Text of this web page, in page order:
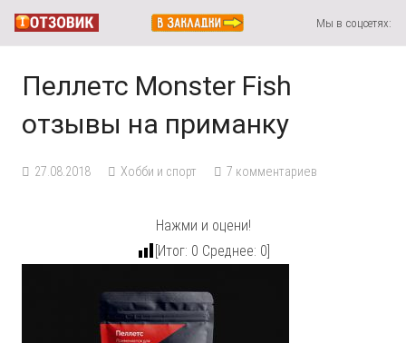
Мы в соцсетях:
Пеллетс Monster Fish
отзывы на приманку
27.08.2018 Хобби и спорт 7 комментариев
Нажми и оцени!
[Итог: 0 Среднее: 0]